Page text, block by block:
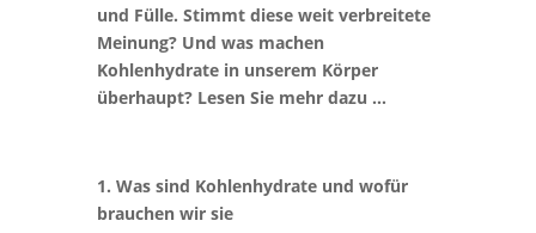
und Fülle. Stimmt diese weit verbreitete
Meinung? Und was machen
Kohlenhydrate in unserem Körper
überhaupt? Lesen Sie mehr dazu …
1. Was sind Kohlenhydrate und wofür
brauchen wir sie